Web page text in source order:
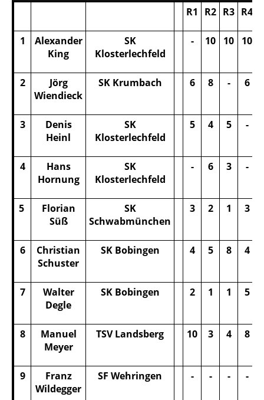
R1 R2 R3 R4
1
Alexander
King
SK
Klosterlechfeld
- 10 10 10
2
Jörg
Wiendieck
SK Krumbach 6 8 - 6
3
Denis
Heinl
SK
Klosterlechfeld
5 4 5 -
4
Hans
Hornung
SK
Klosterlechfeld
- 6 3 -
5
Florian
Süß
SK
Schwabmünchen
3 2 1 3
6
Christian
Schuster
SK Bobingen 4 5 8 4
7
Walter
Degle
SK Bobingen 2 1 1 5
8
Manuel
Meyer
TSV Landsberg 10 3 4 8
9
Franz
Wildegger
SF Wehringen - - - -